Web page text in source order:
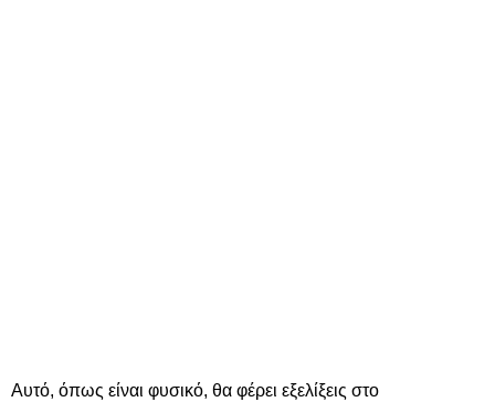
Αυτό, όπως είναι φυσικό, θα φέρει εξελίξεις στο